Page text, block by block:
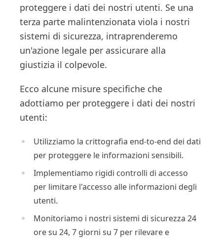
proteggere i dati dei nostri utenti. Se una
terza parte malintenzionata viola i nostri
sistemi di sicurezza, intraprenderemo
un'azione legale per assicurare alla
giustizia il colpevole.
Ecco alcune misure specifiche che
adottiamo per proteggere i dati dei nostri
utenti:
Utilizziamo la crittografia end-to-end dei dati
per proteggere le informazioni sensibili.
Implementiamo rigidi controlli di accesso
per limitare l'accesso alle informazioni degli
utenti.
Monitoriamo i nostri sistemi di sicurezza 24
ore su 24, 7 giorni su 7 per rilevare e